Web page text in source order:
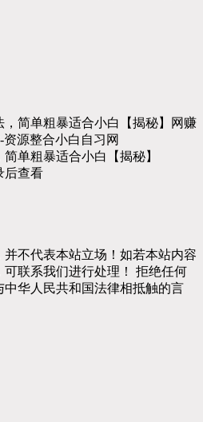
单粗暴适合小白【揭秘】
后查看
不代表本站立场！如若本站内容
联系我们进行处理！ 拒绝任何
中华人民共和国法律相抵触的言